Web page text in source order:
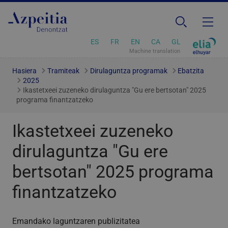
ES FR EN CA GL
Machine translation
Hasiera Tramiteak Dirulaguntza programak
Ebatzita
2025
Ikastetxeei zuzeneko dirulaguntza "Gu ere bertsotan" 2025
programa finantzatzeko
Ikastetxeei zuzeneko
dirulaguntza "Gu ere
bertsotan" 2025 programa
finantzatzeko
Emandako laguntzaren publizitatea